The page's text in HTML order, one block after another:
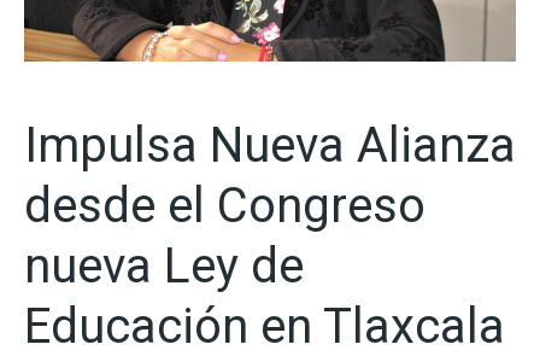
Impulsa Nueva Alianza
desde el Congreso
nueva Ley de
Educación en Tlaxcala